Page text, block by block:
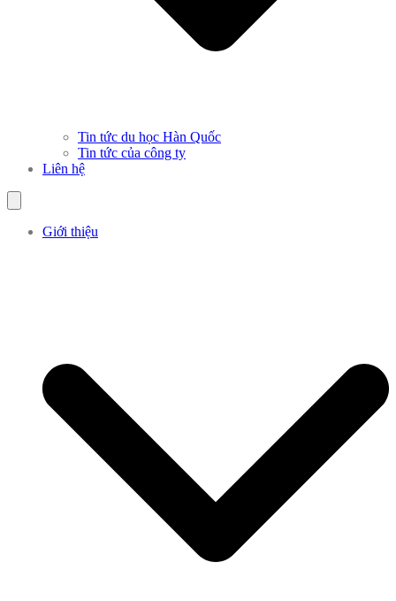
Tin tức du học Hàn Quốc
Tin tức của công ty
Liên hệ
Giới thiệu